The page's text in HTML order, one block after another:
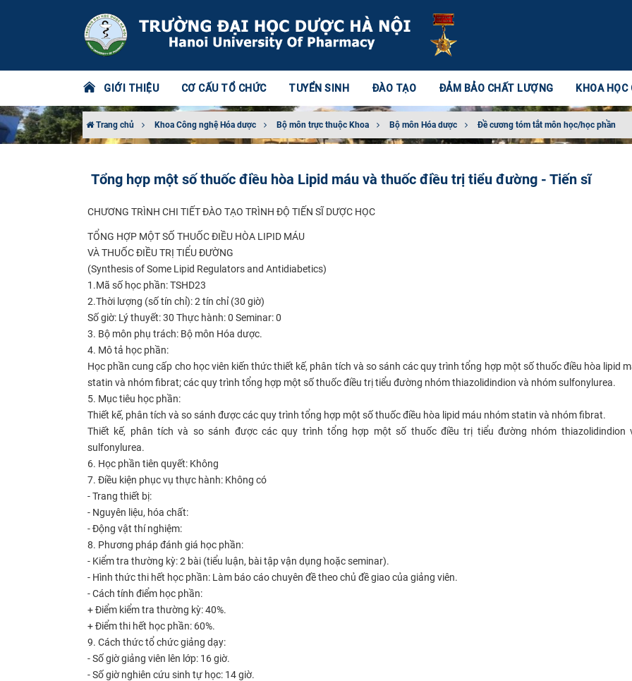
GIỚI THIỆU CƠ CẤU TỔ CHỨC TUYỂN SINH ĐÀO TẠO ĐẢM BẢO CHẤT LƯỢNG KHOA HỌC
Trang chủ Khoa Công nghệ Hóa dược Bộ môn trực thuộc Khoa Bộ môn Hóa dược Đề cương tóm tắt môn học/học phần
Tổng hợp một số thuốc điều hòa Lipid máu và thuốc điều trị tiểu đường - Tiến sĩ
CHƯƠNG TRÌNH CHI TIẾT ĐÀO TẠO TRÌNH ĐỘ TIẾN SĨ DƯỢC HỌC
TỔNG HỢP MỘT SỐ THUỐC ĐIỀU HÒA LIPID MÁU
VÀ THUỐC ĐIỀU TRỊ TIỂU ĐƯỜNG
(Synthesis of Some Lipid Regulators and Antidiabetics)
1.Mã số học phần: TSHD23
2.Thời lượng (số tín chỉ): 2 tín chỉ (30 giờ)
Số giờ: Lý thuyết: 30 Thực hành:0 Seminar: 0
3. Bộ môn phụ trách: Bộ môn Hóa dược.
4. Mô tả học phần:
Học phần cung cấp cho học viên kiến thức thiết kế, phân tích và so sánh các quy trình tổng hợp một số thuốc điều hòa lipid
statin và nhóm fibrat; các quy trình tổng hợp một số thuốc điều trị tiểu đường nhóm thiazolidindion và nhóm sulfonylurea.
5. Mục tiêu học phần:
Thiết kế, phân tích và so sánh được các quy trình tổng hợp một số thuốc điều hòa lipid máu nhóm statin và nhóm fibrat.
Thiết kế, phân tích và so sánh được các quy trình tổng hợp một số thuốc điều trị tiểu đường nhóm thiazolidindion
sulfonylurea.
6. Học phần tiên quyết: Không
7. Điều kiện phục vụ thực hành: Không có
- Trang thiết bị:
- Nguyên liệu, hóa chất:
- Động vật thí nghiệm:
8. Phương pháp đánh giá học phần:
- Kiểm tra thường kỳ: 2 bài (tiểu luận, bài tập vận dụng hoặc seminar).
- Hình thức thi hết học phần: Làm báo cáo chuyên đề theo chủ đề giao của giảng viên.
- Cách tính điểm học phần:
+ Điểm kiểm tra thường kỳ: 40%.
+ Điểm thi hết học phần: 60%.
9. Cách thức tổ chức giảng dạy:
- Số giờ giảng viên lên lớp: 16 giờ.
- Số giờ nghiên cứu sinh tự học: 14 giờ.